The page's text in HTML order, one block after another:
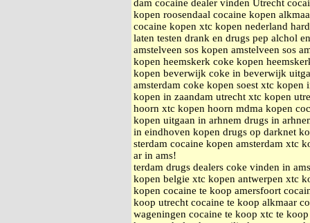
dam cocaine dealer vinden Utrecht
kopen roosendaal cocaine kopen
cocaine kopen xtc kopen nederland
laten testen drank en drugs pep alchol
amstelveen sos kopen amstelveen sos
kopen heemskerk coke kopen
kopen beverwijk coke in beverwijk
amsterdam coke kopen soest xtc kopen
kopen in zaandam utrecht xtc kopen
hoorn xtc kopen hoorn mdma kopen
kopen uitgaan in arhnem drugs in
in eindhoven kopen drugs op darknet
sterdam cocaine kopen amsterdam xtc
ar in ams!
terdam drugs dealers coke vinden in
kopen belgie xtc kopen antwerpen xtc
kopen cocaine te koop amersfoort
koop utrecht cocaine te koop alkmaar
wageningen cocaine te koop xtc te